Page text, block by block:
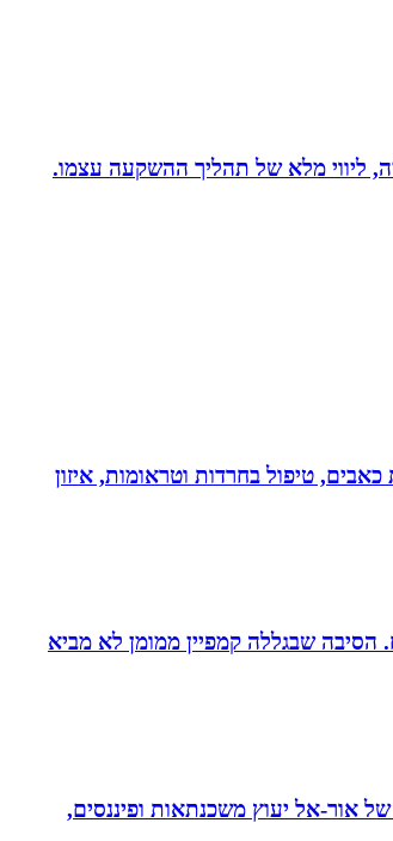
ליווי מלא של תהליך ההשקעה עצמו.
ידע מתקדם לריפוי מלא, הפחתת כאבים, טיפול בחרדות וטראומות, איזון
הסיבה שבגללה קמפיין ממומן לא מביא
אור-אל יעוץ משכנתאות ופיננסים,